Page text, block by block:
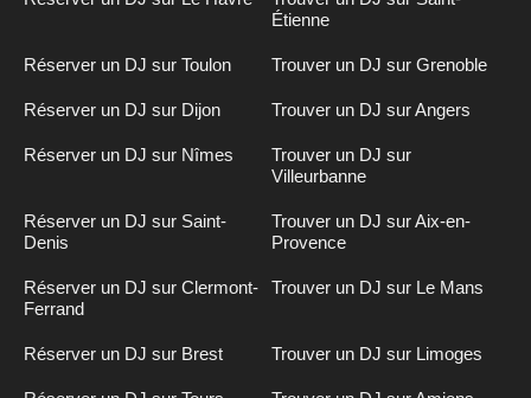
Étienne
Réserver un DJ sur Toulon Trouver un DJ sur Grenoble
Réserver un DJ sur Dijon Trouver un DJ sur Angers
Réserver un DJ sur Nîmes
Trouver un DJ sur
Villeurbanne
Réserver un DJ sur Saint-
Denis
Trouver un DJ sur Aix-en-
Provence
Réserver un DJ sur Clermont-
Ferrand
Trouver un DJ sur Le Mans
Réserver un DJ sur Brest Trouver un DJ sur Limoges